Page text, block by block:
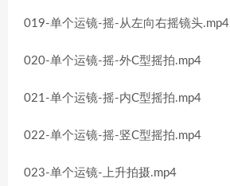
019-单个运镜-摇-从左向右摇镜头.mp4
020-单个运镜-摇-外C型摇拍.mp4
021-单个运镜-摇-内C型摇拍.mp4
022-单个运镜-摇-竖C型摇拍.mp4
023-单个运镜-上升拍摄.mp4